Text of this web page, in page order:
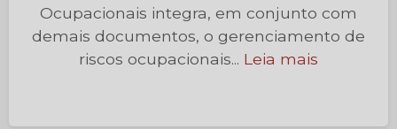
Ocupacionais integra, em conjunto com
demais documentos, o gerenciamento de
riscos ocupacionais... Leia mais